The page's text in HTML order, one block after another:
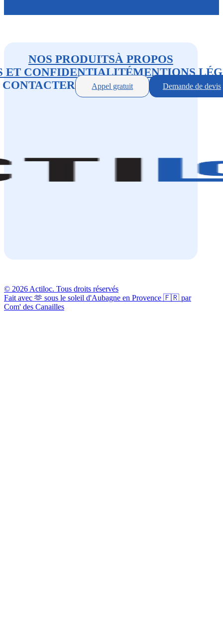
NOS PRODUITSÀ PROPOS
ET CONFIDENTIALITÉMENTIONS
CONTACTER
Appel gratuit Demande de devis
© 2026 Actiloc. Tous droits réservés
Fait avec 🫶 sous le soleil d'Aubagne en Provence 🇫🇷 par
Com' des Canailles